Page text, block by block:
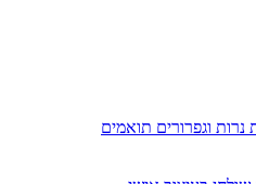
וגפרורים תואמים